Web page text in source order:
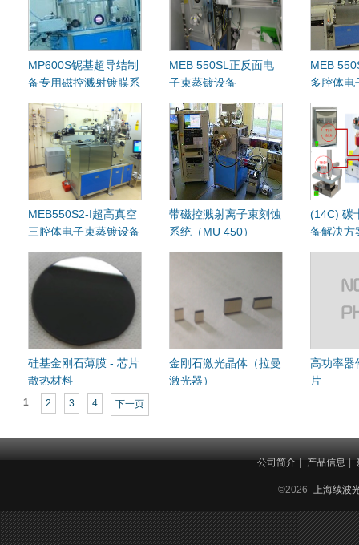
MP600S铌基超导结制
备专用磁控溅射镀膜系
统
MEB 550SL正反面电
子束蒸镀设备
MEB
多腔体电
MEB550S2-I超高真空
三腔体电子束蒸镀设备
带磁控溅射离子束刻蚀
系统（MU 450）
(14C) 碳
备解决方
硅基金刚石薄膜 - 芯片
散热材料
金刚石激光晶体（拉曼
激光器）
高功率器
片
1 2 3 4 下一页
公司简介 产品信息
©2026 上海续波